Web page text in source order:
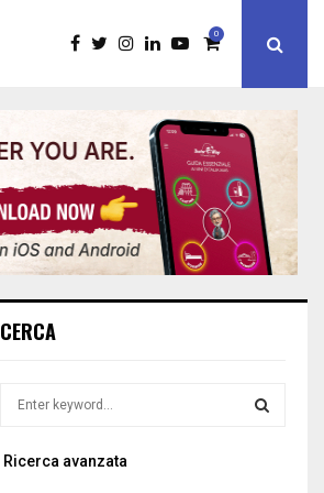
0
CERCA
rRicerca avanzata